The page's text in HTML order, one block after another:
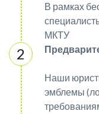
В рамках
МКТУ
Наши
эмблемы